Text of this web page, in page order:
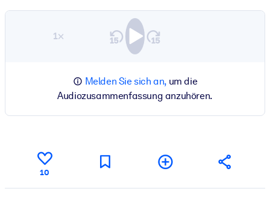
1×
Melden Sie sich an,um die
Audiozusammenfassung anzuhören.
10